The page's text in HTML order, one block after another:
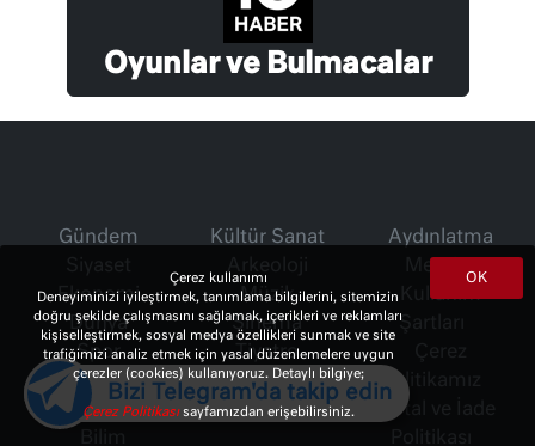
Oyunlar ve Bulmacalar
Gündem
Ekonomi
Dünya
Spor
Sağlık
Popüler
Kültür Sanat
Müzik
Sinema
Tiyatro
Sergi
Aydınlatma
Kullanım
Şartları
Politikamız
İptal ve İade
OK
Çerez kullanımı
Deneyiminizi iyileştirmek, tanımlama bilgilerini, sitemizin
doğru şekilde çalışmasını sağlamak, içerikleri ve reklamları
kişiselleştirmek, sosyal medya özellikleri sunmak ve site
trafiğimizi analiz etmek için yasal düzenlemelere uygun
çerezler (cookies) kullanıyoruz. Detaylı bilgiye;
Çerez Politikasısayfamızdan erişebilirsiniz.
Bizi Telegram'da takip edin